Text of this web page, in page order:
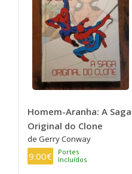
Homem-Aranha: A Saga
Original do Clone
de Gerry Conway
9.00€
Portes
Incluídos